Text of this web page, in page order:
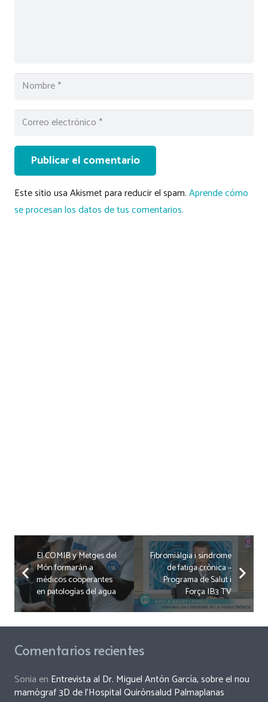
Publicar el comentario
Este sitio usa Akismet para reducir el spam.Aprende cómo
se procesan los datos de tus comentarios.
El COMIB y Metges del
Món formarán a
médicos cooperantes
en patologías del agua
Fibromiàlgia i síndrome
de fatiga crònica –
Programa de Salut i
Força IB3 TV
Comentarios recientes
Sonia en Entrevista al Dr. Miguel Antón García, sobre el nou
mamògraf 3D de l’Hospital Quirónsalud Palmaplanas